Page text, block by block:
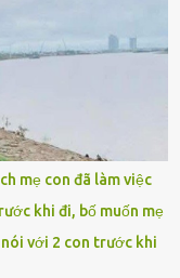
mang theo! Giữa con
vẫy tay xin đi nhờ. –
đi nhờ với! – Cô ơi,
thì lắc đầu. Người
gào lên giữa đường
phút nữa. Trong đầu
xe vào vệ đường,
chạy . Chạy miết.
mẹ con đã làm việc
khi đi, bố muốn mẹ
với 2 con trước khi